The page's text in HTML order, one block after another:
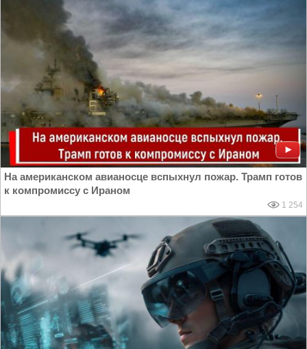
На американском авианосце вспыхнул пожар. Трамп готов
к компромиссу с Ираном
1 254